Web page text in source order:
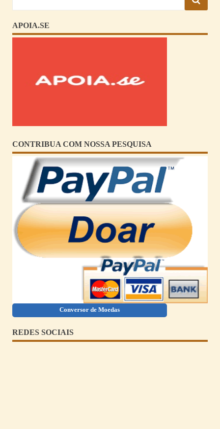
APOIA.SE
CONTRIBUA COM NOSSA PESQUISA
Conversor de Moedas
REDES SOCIAIS